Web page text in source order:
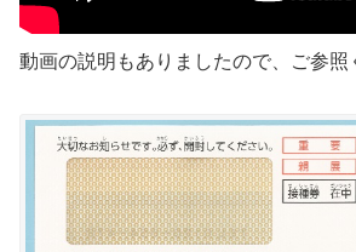
動画の説明もありましたので、ご参照